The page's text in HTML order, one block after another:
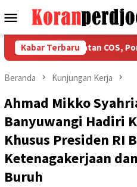
ke
Menu
Mobile
Kabar Terbaru
Ketaatan COS, Porselope
Beranda Kunjungan Kerja
Ahmad Mikko
Banyuwangi Hadiri
Khusus Presiden RI
Ketenagakerjaan
Buruh